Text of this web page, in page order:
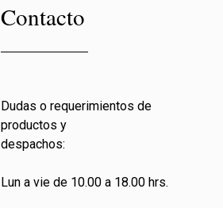
Contacto
Dudas o requerimientos de
productos y
despachos:
Lun a vie de 10.00 a 18.00 hrs.